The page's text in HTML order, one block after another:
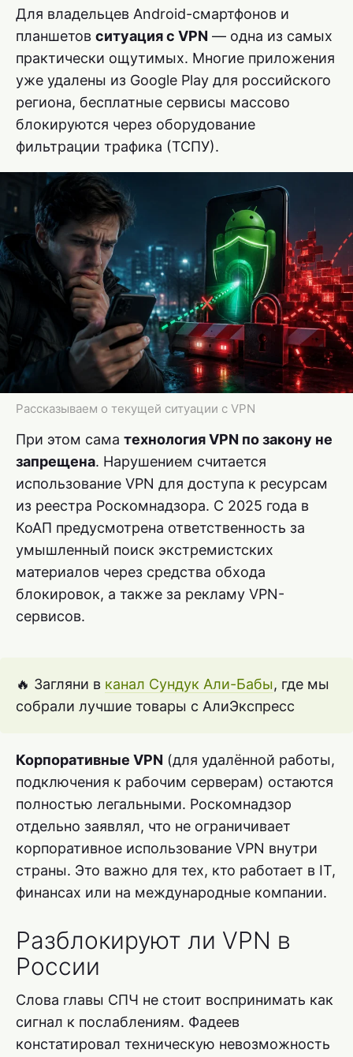
Для владельцев Android-смартфонов и
планшетов ситуация с VPN — одна из самых
практически ощутимых. Многие приложения
уже удалены из Google Play для российского
региона, бесплатные сервисы массово
блокируются через оборудование
фильтрации трафика (ТСПУ).
Рассказываем о текущей ситуации с VPN
При этом сама технология VPN по закону не
запрещена. Нарушением считается
использование VPN для доступа к ресурсам
из реестра Роскомнадзора. С 2025 года в
КоАП предусмотрена ответственность за
умышленный поиск экстремистских
материалов через средства обхода
блокировок, а также за рекламу VPN-
сервисов.
🔥 Загляни в канал Сундук Али-Бабы, где мы
собрали лучшие товары с АлиЭкспресс
Корпоративные VPN (для удалённой работы,
подключения к рабочим серверам) остаются
полностью легальными. Роскомнадзор
отдельно заявлял, что не ограничивает
корпоративное использование VPN внутри
страны. Это важно для тех, кто работает в IT,
финансах или на международные компании.
Разблокируют ли VPN в
России
Слова главы СПЧ не стоит воспринимать как
сигнал к послаблениям. Фадеев
констатировал техническую невозможность